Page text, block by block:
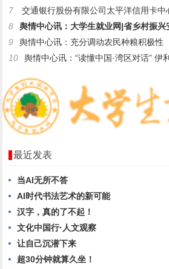
7
交通银行股份有限公司太平洋信用卡中
8
舆情中心讯：大学生就业网|省乡村振兴安
9
舆情中心讯：充分调动农民种粮积极性
10
舆情中心讯：“读懂中国·湾区对话” 伊
最近发表
当AI无所不答
AI时代书法艺术的新可能
汉字，真的了不起！
文化中国行·人文观察
让自己沉潜下来
超30分钟就算久坐！